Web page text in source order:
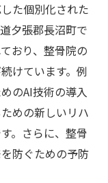
た個別化された
夕張郡長沼町で
おり、整骨院の
けています。例
のAI技術の導入
めの新しいリハ
。さらに、整骨
防ぐための予防